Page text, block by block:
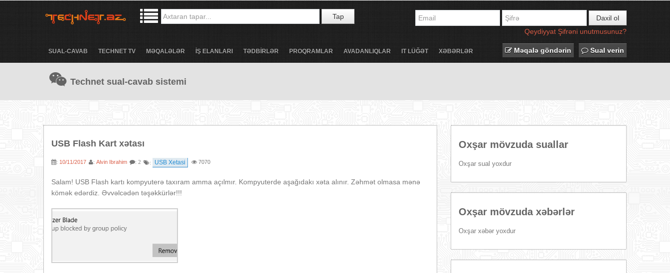
Tap
Daxil ol
Qeydiyyat Şifrəni unutmusunuz?
SUAL-CAVAB TECHNET TV MƏQALƏLƏR İŞ ELANLARI TƏDBİRLƏR PROQRAMLAR AVADANLIQLAR IT LÜĞƏT XƏBƏRLƏR Məqalə göndərin Sual verin
Technet sual-cavab sistemi
USB Flash Kart xətası
: 10/11/2017 : Alvin Ibrahim : 2 : USB Xetasi 7070
Salam! USB Flash kartı kompyuterə taxıram amma açılmır. Kompyuterde aşağıdakı xəta alınır. Zəhmət olmasa mənə
kömək edərdiz. Əvvəlcədən təşəkkürlər!!!
Oxşar mövzuda suallar
Oxşar sual yoxdur
Oxşar mövzuda xəbərlər
Oxşar xəbər yoxdur